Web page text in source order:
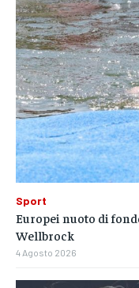
Sport
Europei nuoto di
Wellbrock
4 Agosto 2026